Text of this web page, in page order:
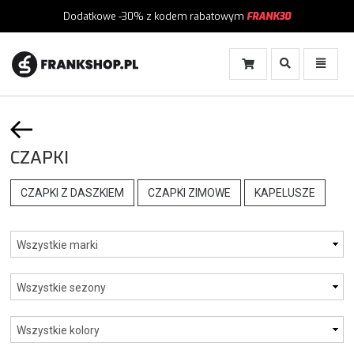
Dodatkowe -30% z kodem rabatowym FRANK30
Włącz
Menu
Włącz
Wyszukiwanie
CZAPKI
CZAPKI Z DASZKIEM CZAPKI ZIMOWE KAPELUSZE